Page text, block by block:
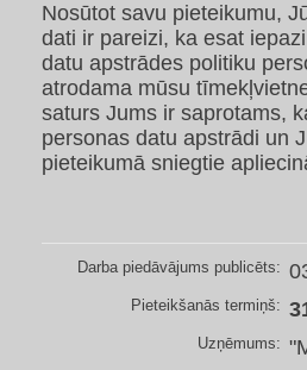
Nosūtot savu pieteikumu,
dati ir pareizi, ka esat
datu apstrādes politiku
atrodama mūsu
saturs Jums ir saprotams,
personas datu apstrādi un
pieteikumā sniegtie
Darba piedāvājums publicēts:
Pieteikšanās termiņš:
Uzņēmums: